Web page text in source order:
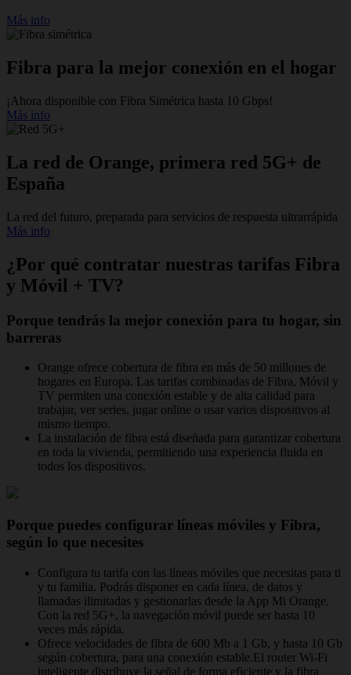
Más info
Fibra para la mejor conexión en el hogar
¡Ahora disponible con Fibra Simétrica hasta 10 Gbps!
Más info
La red de Orange, primera red 5G+ de
España
La red del futuro, preparada para servicios de respuesta ultrarrápida
Más info
¿Por qué contratar nuestras tarifas Fibra
y Móvil + TV?
Porque tendrás la mejor conexión para tu hogar, sin
barreras
Orange ofrece cobertura de fibra en más de 50 millones de
hogares en Europa. Las tarifas combinadas de Fibra, Móvil y
TV permiten una conexión estable y de alta calidad para
trabajar, ver series, jugar online o usar varios dispositivos al
mismo tiempo.
La instalación de fibra está diseñada para garantizar cobertura
en toda la vivienda, permitiendo una experiencia fluida en
todos los dispositivos.
Porque puedes configurar líneas móviles y Fibra,
según lo que necesites
Configura tu tarifa con las líneas móviles que necesitas para ti
y tu familia. Podrás disponer en cada línea, de datos y
llamadas ilimitadas y gestionarlas desde la App Mi Orange.
Con la red 5G+, la navegación móvil puede ser hasta 10
veces más rápida.
Ofrece velocidades de fibra de 600 Mb a 1 Gb, y hasta 10 Gb
según cobertura, para una conexión estable.El router Wi-Fi
inteligente distribuye la señal de forma eficiente y la fibra